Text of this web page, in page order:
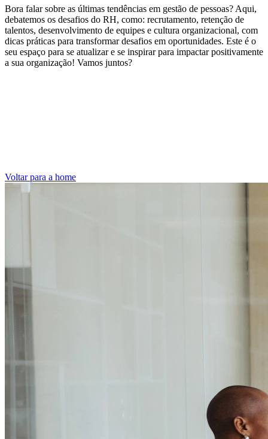
Bora falar sobre as últimas tendências em gestão de pessoas? Aqui,
debatemos os desafios do RH, como: recrutamento, retenção de
talentos, desenvolvimento de equipes e cultura organizacional, com
dicas práticas para transformar desafios em oportunidades. Este é o
seu espaço para se atualizar e se inspirar para impactar positivamente
a sua organização! Vamos juntos?
Voltar para a home